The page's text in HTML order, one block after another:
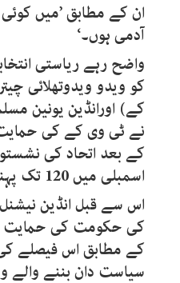
ان کے مطابق ’میں
آدمی ہوں۔‘
واضح رہے ریاستی
کو ویدو ویدوتھلائی
کے) اورانڈین یونین
نے ٹی وی کے کی حمایت
اسمبلی میں 120 تک پہنچ گئیں۔
اس سے قبل انڈین
کی حکومت کی حمایت
کے مطابق اس فیصلے
سیاست دان بننے والے